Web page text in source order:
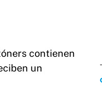
contienen
un